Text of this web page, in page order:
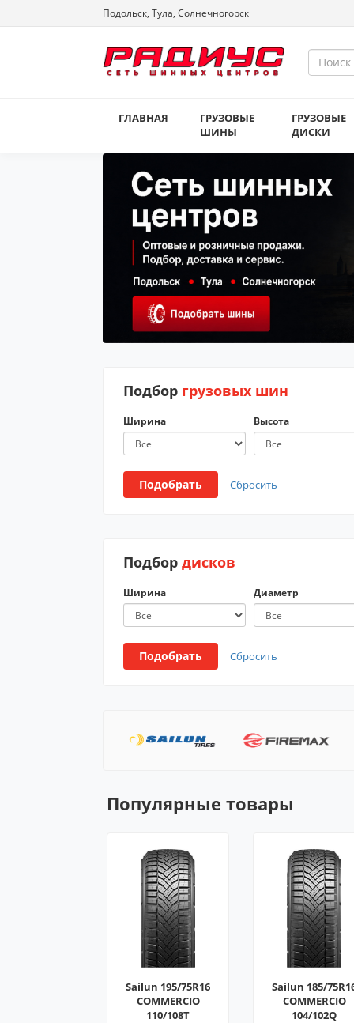
Подольск, Тула, Солнечногорск
ГЛАВНАЯ
ГРУЗОВЫЕ
ШИНЫ
ГРУЗОВЫЕ
ДИСКИ
Подбор грузовых шин
Ширина Высота
Подобрать Сбросить
Подбор дисков
Ширина Диаметр
Подобрать Сбросить
Популярные товары
Sailun 195/75R16
COMMERCIO
110/108T
Sailun 185/
COMMERCIO
104/102Q